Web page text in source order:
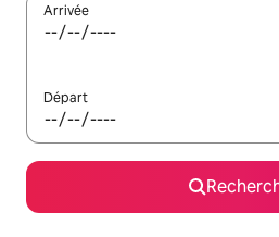
Arrivée
Départ